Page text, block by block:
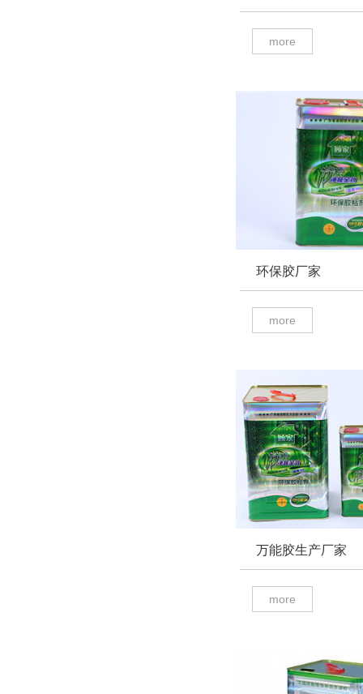
more
环保胶厂家
more
万能胶生产厂家
more